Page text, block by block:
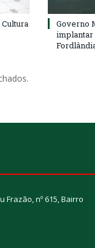
Governo
implantar
Frazão, nº 615, Bairro